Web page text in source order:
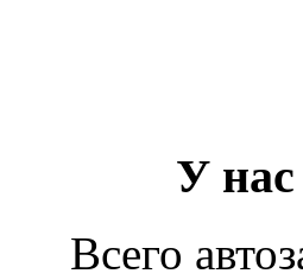
У
Всего